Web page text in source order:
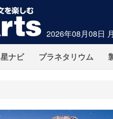
2026年08月08日
星ナビ プラネタリウム